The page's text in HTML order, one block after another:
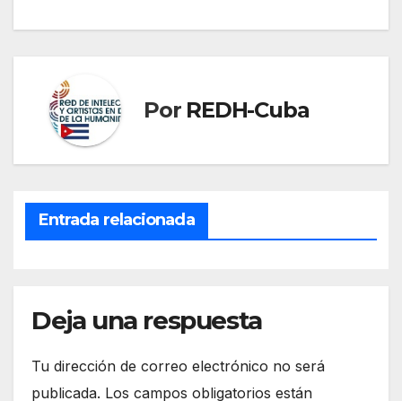
Por REDH-Cuba
Entrada relacionada
Deja una respuesta
Tu dirección de correo electrónico no será
publicada. Los campos obligatorios están